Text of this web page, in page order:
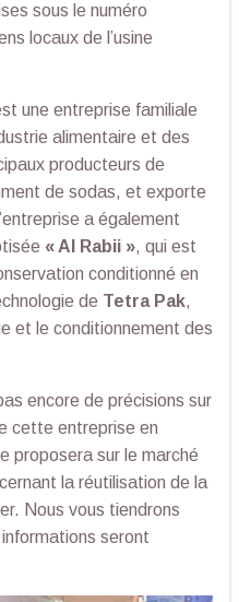
sous le numéro
locaux de l’usine
une entreprise familiale
alimentaire et des
producteurs de
de sodas, et exporte
a également
« Al Rabii », qui est
conditionné en
de Tetra Pak,
et le conditionnement des
encore de précisions sur
cette entreprise en
proposera sur le marché
la réutilisation de la
Nous vous tiendrons
seront